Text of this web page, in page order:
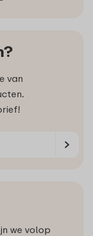
van
we volop